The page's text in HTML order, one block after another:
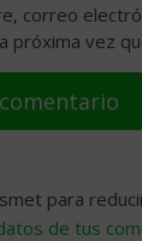
correo
próxima vez
para
de tus